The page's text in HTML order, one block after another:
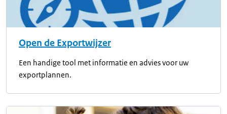
Open de Exportwijzer
Een handige tool met informatie en advies voor uw
exportplannen.